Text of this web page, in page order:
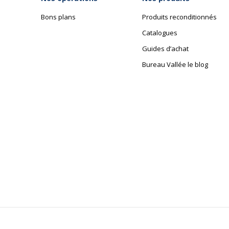
Bons plans
Produits reconditionnés
Catalogues
Guides d’achat
Bureau Vallée le blog